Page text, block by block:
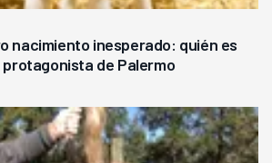
nacimiento inesperado: quién es
de Palermo